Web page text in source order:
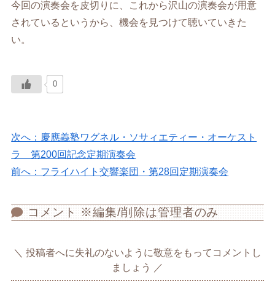
今回の演奏会を皮切りに、これから沢山の演奏会が用意
されているというから、機会を見つけて聴いていきた
い。
0
次へ：慶應義塾ワグネル・ソサィエティー・オーケスト
ラ 第200回記念定期演奏会
前へ：フライハイト交響楽団・第28回定期演奏会
コメント ※編集/削除は管理者のみ
投稿者へに失礼のないように敬意をもってコメントし
ましょう